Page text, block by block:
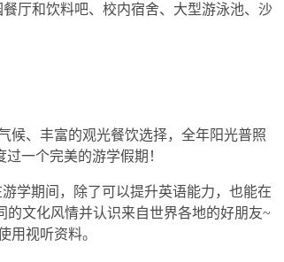
厅和饮料吧、校内宿舍、大型游泳池、沙
候、丰富的观光餐饮选择，全年阳光普照
一个完美的游学假期！
学期间，除了可以提升英语能力，也能在
文化风情并认识来自世界各地的好朋友~
用视听资料。